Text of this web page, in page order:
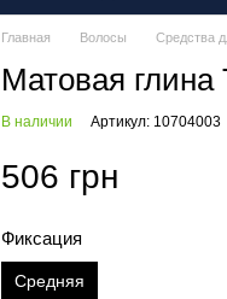
Главная Волосы Средства
Матовая
В наличии Артикул: 10704003
506 грн
Фиксация
Средняя